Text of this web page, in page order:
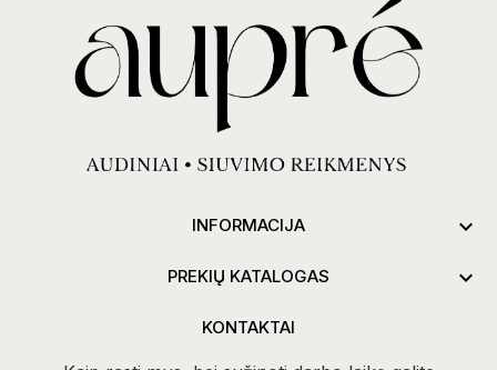
INFORMACIJA 
PREKIŲ KATALOGAS 
KONTAKTAI